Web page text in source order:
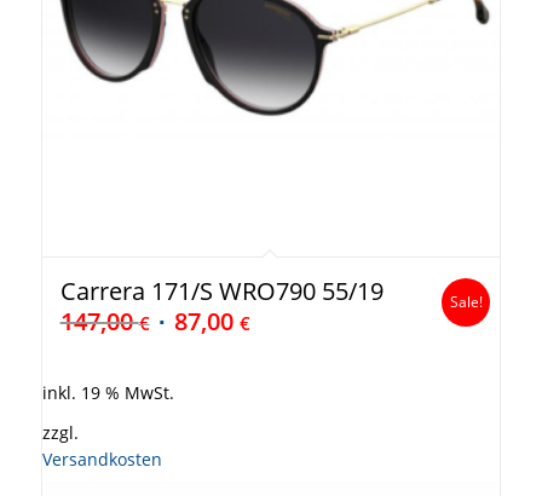
Carrera 171/S WRO790 55/19
147,00€ 87,00 €
Sale!
inkl. 19 % MwSt.
zzgl.
Versandkosten